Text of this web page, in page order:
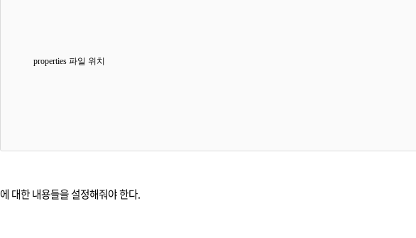
properties 파일 위치
에 대한 내용들을 설정해줘야 한다.